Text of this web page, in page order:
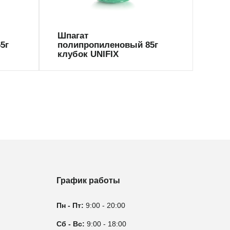
Шпагат
полипропиленовый 85г
клубок UNIFIX
График работы
Пн - Пт: 9:00 - 20:00
Сб - Вс: 9:00 - 18:00